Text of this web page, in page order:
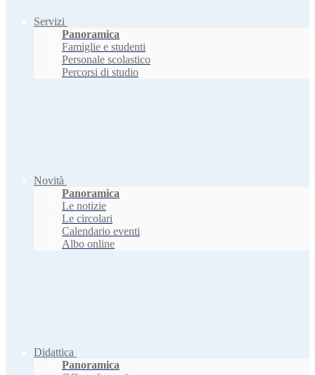
Servizi
Panoramica
Famiglie e studenti
Personale scolastico
Percorsi di studio
Novità
Panoramica
Le notizie
Le circolari
Calendario eventi
Albo online
Didattica
Panoramica